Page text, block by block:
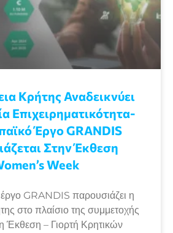
Κρήτης Αναδεικνύει
Επιχειρηματικότητα-
Έργο GRANDIS
Στην Έκθεση
Week
GRANDIS παρουσιάζει η
στο πλαίσιο της συμμετοχής
Έκθεση – Γιορτή Κρητικών